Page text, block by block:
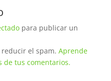
para publicar un
el spam. Aprende
de tus comentarios.